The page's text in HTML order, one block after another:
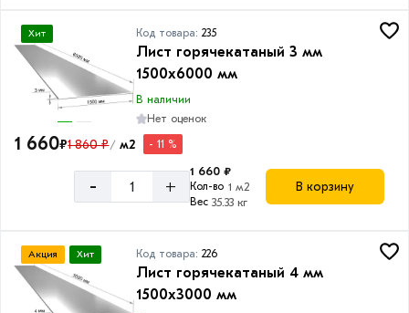
Хит Код товара:235
Лист горячекатаный 3 мм
1500х6000 мм
В наличии
Нет оценок
1 660₽1 860 ₽/ м2 - 11 %
- +
1 660 ₽
Кол-во 1 м2
Вес 35.33 кг
В корзину
Акция Хит Код товара:226
Лист горячекатаный 4 мм
1500х3000 мм